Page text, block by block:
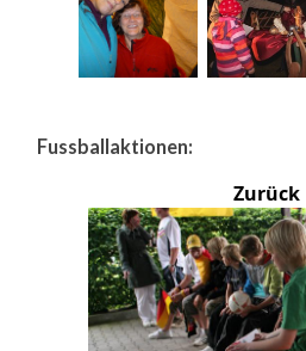
Fussballaktionen:
Zurück